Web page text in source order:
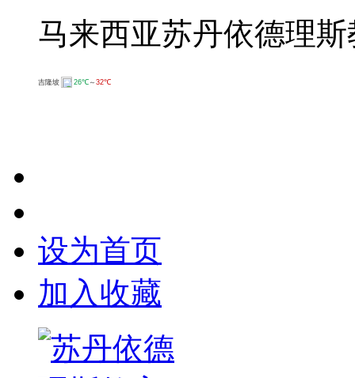
马来西亚苏丹依德理
设为首页
加入收藏